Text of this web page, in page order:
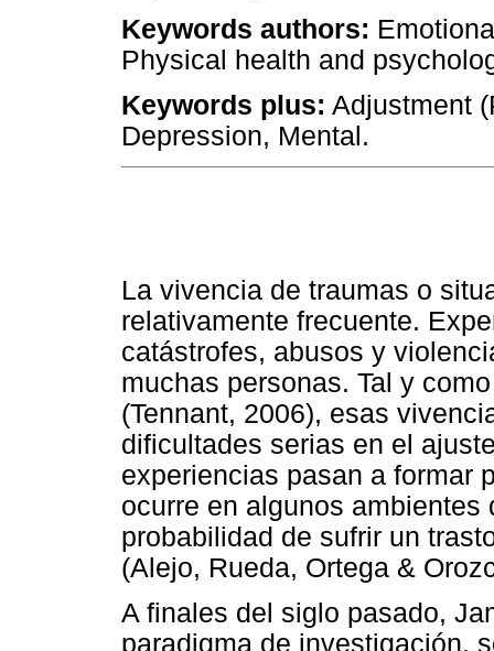
Keywords authors:
Physical health and
Keywords plus: Adjustment
Depression, Mental.
La vivencia de traumas o
relativamente frecuente.
catástrofes, abusos y
muchas personas. Tal y
(Tennant, 2006), esas
dificultades serias en el
experiencias pasan a formar
ocurre en algunos
probabilidad de sufrir un
(Alejo, Rueda, Ortega &
A finales del siglo pasado,
paradigma de investigación,